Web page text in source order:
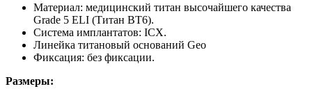
Материал: медицинский титан высочайшего качества
Grade 5 ELI (Титан ВТ6).
Система имплантатов: ICX.
Линейка титановый оснований Geo
Фиксация: без фиксации.
Размеры: